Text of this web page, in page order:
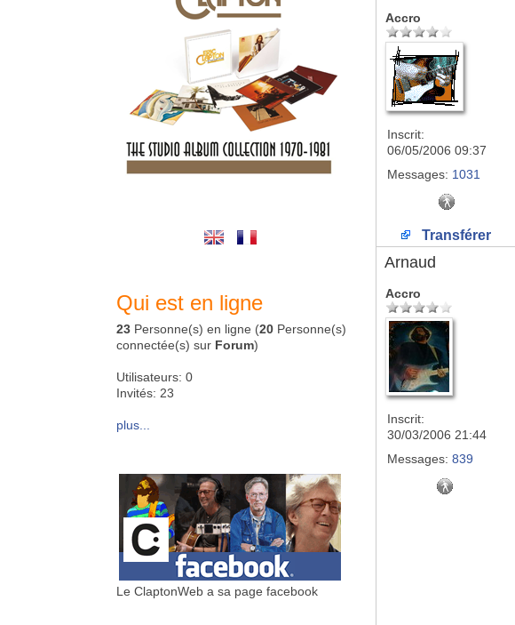
Qui est en ligne
23 Personne(s) en ligne (20 Personne(s)
connectée(s) sur Forum)
Utilisateurs: 0
Invités: 23
plus...
Le ClaptonWeb a sa page facebook
Accro
Inscrit:
06/05/2006 09:37
Messages: 1031
Transférer
Arnaud
Accro
Inscrit:
30/03/2006 21:44
Messages: 839